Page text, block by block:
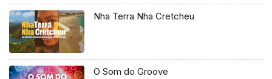
Nha Terra Nha Cretcheu
O Som do Groove